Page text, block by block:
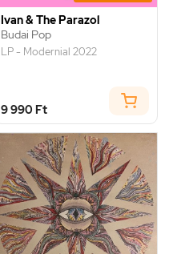
Ivan & The Parazol
Budai Pop
LP - Modernial 2022
9 990 Ft